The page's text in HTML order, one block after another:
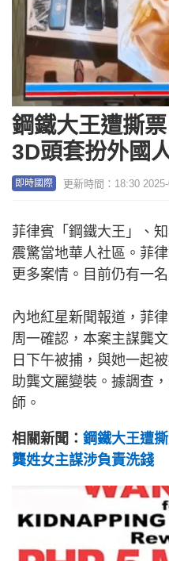
鋼鐵大王遭撕
3D頭套扮外國
即時國際 更新時間：18:30
菲律賓「鋼鐵大王」、
震驚當地華人社區。菲
更多案情。目前仍有一
內地紅星新聞報道，菲
周一確認，本案主謀龔
日下午被捕，與她一起
助龔文麗變裝。據調查
師。
相關新聞： 鋼鐵大王遭
龔姓女主謀涉負責洗錢